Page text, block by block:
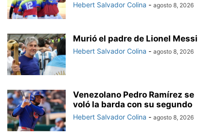
Hebert Salvador Colina - agosto 8, 2026
Murió el padre de Lionel Messi
Hebert Salvador Colina - agosto 8, 2026
Venezolano Pedro Ramírez se
voló la barda con su segundo
Hebert Salvador Colina - agosto 8, 2026